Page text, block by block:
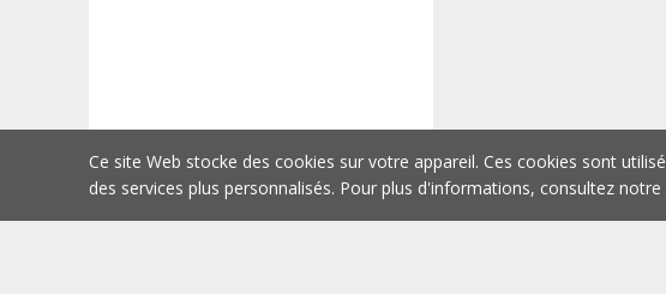
Ce site Web stocke des cookies sur votre appareil. Ces cookies sont
des services plus personnalisés. Pour plus d'informations, consultez notre